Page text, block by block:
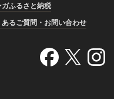
ガふるさと納税
あるご質問・お問い合わせ